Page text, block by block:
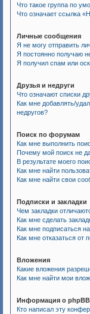
Что такое группа по
Что означает ссылка
Личные сообщения
Я не могу отправить
Я постоянно получаю
Я получил спам или
Друзья и недруги
Что означают списки
Как мне добавлять/
недругов?
Поиск по форумам
Как мне выполнить
Почему мой поиск не
В результате моего
Как мне найти
Как мне найти свои
Подписки и закладки
Чем закладки
Как мне сделать
Как мне подписаться
Как мне отказаться от
Вложения
Какие вложения
Как мне найти мои
Информация о phpBB
Кто написал эту